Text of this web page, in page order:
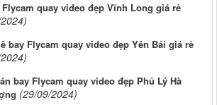
quay video đẹp Vĩnh Long giá rẻ
bay Flycam quay video đẹp Yên Bái giá rẻ
bay Flycam quay video đẹp Phủ Lý Hà
(29/09/2024)